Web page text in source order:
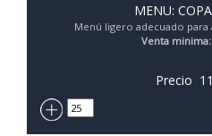
MENU:
Menú ligero adecuado
Venta
Precio